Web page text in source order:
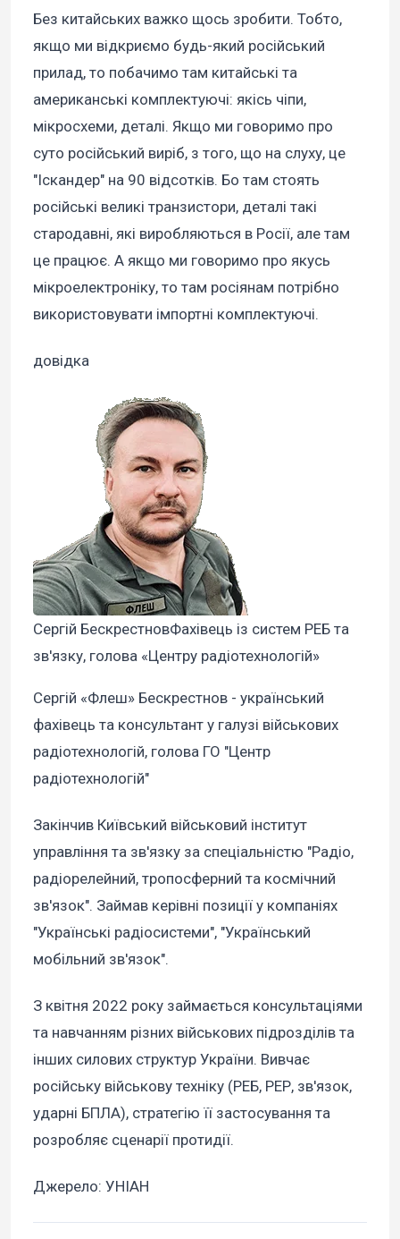
Без китайських важко щось зробити. Тобто,
якщо ми відкриємо будь-який російський
прилад, то побачимо там китайські та
американські комплектуючі: якісь чіпи,
мікросхеми, деталі. Якщо ми говоримо про
суто російський виріб, з того, що на слуху, це
"Іскандер" на 90 відсотків. Бо там стоять
російські великі транзистори, деталі такі
стародавні, які виробляються в Росії, але там
це працює. А якщо ми говоримо про якусь
мікроелектроніку, то там росіянам потрібно
використовувати імпортні комплектуючі.
довідка
Сергій БескрестновФахівець із систем РЕБ та
зв'язку, голова «Центру радіотехнологій»
Сергій «Флеш» Бескрестнов - український
фахівець та консультант у галузі військових
радіотехнологій, голова ГО "Центр
радіотехнологій"
Закінчив Київський військовий інститут
управління та зв'язку за спеціальністю "Радіо,
радіорелейний, тропосферний та космічний
зв'язок". Займав керівні позиції у компаніях
"Українські радіосистеми", "Український
мобільний зв'язок".
З квітня 2022 року займається консультаціями
та навчанням різних військових підрозділів та
інших силових структур України. Вивчає
російську військову техніку (РЕБ, РЕР, зв'язок,
ударні БПЛА), стратегію її застосування та
розробляє сценарії протидії.
Джерело: УНІАН